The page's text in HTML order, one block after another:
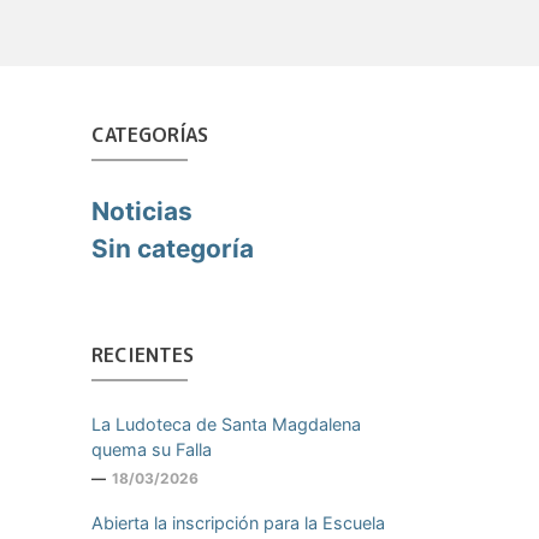
CATEGORÍAS
Noticias
Sin categoría
RECIENTES
La Ludoteca de Santa Magdalena
quema su Falla
18/03/2026
Abierta la inscripción para la Escuela